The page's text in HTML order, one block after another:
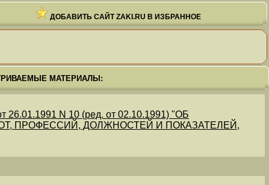
ДОБАВИТЬ САЙТ ZAKI.RU В ИЗБРАННОЕ
МАТЕРИАЛЫ:
N 10 (ред. от 02.10.1991) "ОБ
ПРОФЕССИЙ, ДОЛЖНОСТЕЙ И ПОКАЗАТЕЛЕЙ,